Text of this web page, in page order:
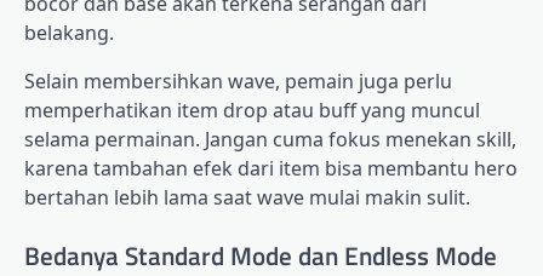
belakang.
Selain membersihkan wave, pemain juga perlu
memperhatikan item drop atau buff yang muncul
selama permainan. Jangan cuma fokus menekan skill,
karena tambahan efek dari item bisa membantu hero
bertahan lebih lama saat wave mulai makin sulit.
Bedanya Standard Mode dan Endless Mode